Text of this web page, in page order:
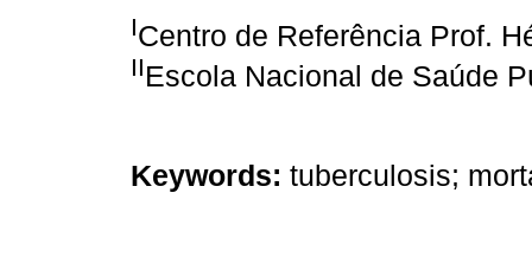
ICentro de Referência Prof.
IIEscola Nacional de Saúde
Keywords: tuberculosis;